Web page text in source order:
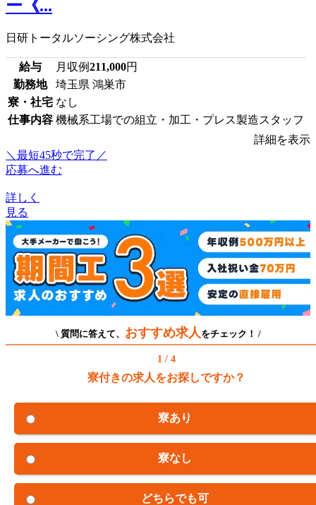
ー《...
日研トータルソーシング株式会社
給与 月収例211,000円
勤務地
埼玉県 鴻巣市
寮・社宅 なし
仕事内容 機械系工場での組立・加工・プレス製造スタッフ
詳細を表示
＼最短45秒で完了／
応募へ進む
詳しく
見る
\ 質問に答えて、 おすすめ求人 をチェック！ /
1 / 4
寮付きの求人をお探しですか？
寮あり
寮なし
どちらでも可